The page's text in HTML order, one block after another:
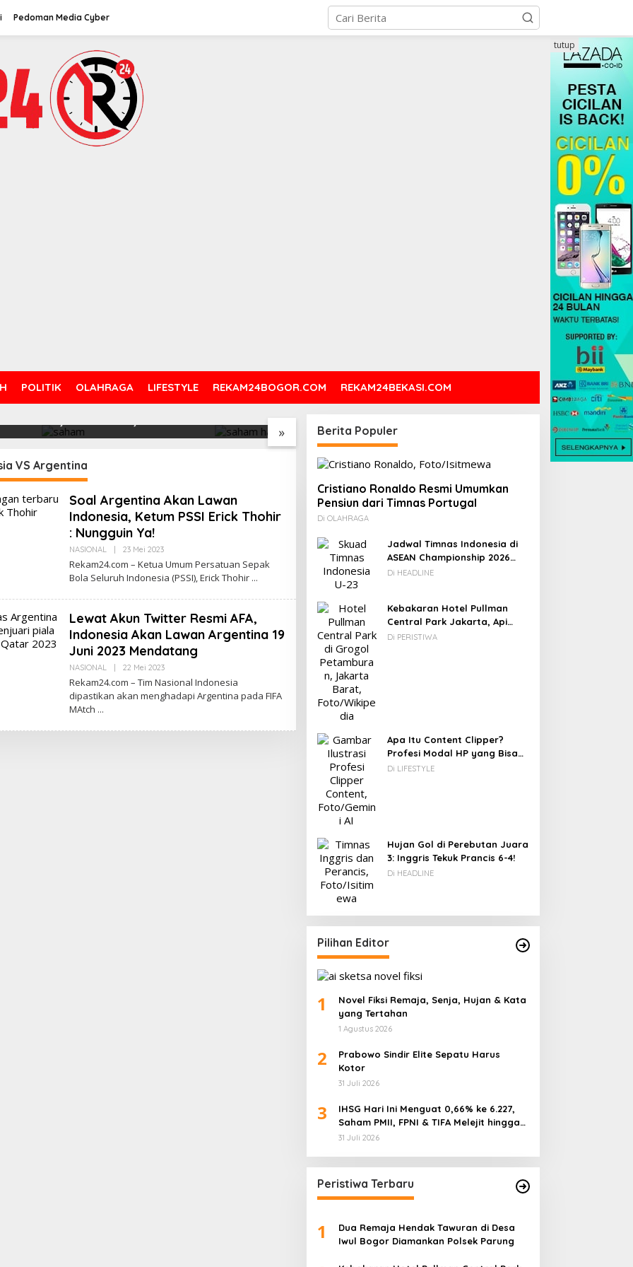
Pedoman Media Cyber
POLITIK OLAHRAGA LIFESTYLE REKAM24BOGOR.COM REKAM24BEKASI.COM
tutup
»
Ini Menguat
& TIFA Melejit
Cuan &
Tertinggi 31 Juli
Saham Paling Cuan Hari Ini,
0,63%! Astra Internasional
Melonjak 3%, Saham DEWA
IDC: 80% CIO Asia Pasifik
Computing demi GenAI
pada 2027
Novel Fiksi Remaja, Senja,
Hujan & Kata yang
VS Argentina
Soal Argentina Akan Lawan
Indonesia, Ketum PSSI Erick Thohir
: Nungguin Ya!
NASIONAL 23 Mei 2023Oleh
Rekam24.com – Ketua Umum Persatuan Sepak
Bola Seluruh Indonesia (PSSI), Erick Thohir
Lewat Akun Twitter Resmi AFA,
Indonesia Akan Lawan Argentina 19
Juni 2023 Mendatang
NASIONAL 22 Mei 2023Oleh
Rekam24.com – Tim Nasional Indonesia
dipastikan akan menghadapi Argentina pada FIFA
MAtch
Berita Populer
Cristiano Ronaldo Resmi Umumkan
Pensiun dari Timnas Portugal
Di OLAHRAGA
Jadwal Timnas Indonesia di
ASEAN Championship 2026
Lengkap, Lawan Kamboja
Di HEADLINE
Kebakaran Hotel Pullman
Central Park Jakarta, Api
Berawal dari Gedung Parkir
Di PERISTIWA
Apa Itu Content Clipper?
Profesi Modal HP yang Bisa
Menghasilkan Puluhan Juta
Di LIFESTYLE
Hujan Gol di Perebutan Juara
3: Inggris Tekuk Prancis 6-4!
Di HEADLINE
Pilihan Editor
1
Novel Fiksi Remaja, Senja, Hujan & Kata
yang Tertahan
1 Agustus 2026
2
Prabowo Sindir Elite Sepatu Harus
Kotor
31 Juli 2026
3
IHSG Hari Ini Menguat 0,66% ke 6.227,
Saham PMII, FPNI & TIFA Melejit hingga
28%! Ini Daftar Saham Paling Cuan &
31 Juli 2026
Peristiwa Terbaru
1
Dua Remaja Hendak Tawuran di Desa
Iwul Bogor Diamankan Polsek Parung